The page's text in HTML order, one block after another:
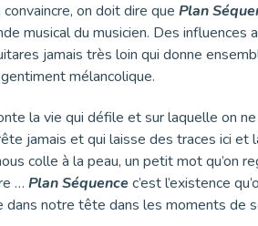
on doit dire que Plan
musical du musicien. Des influences
jamais très loin qui donne
mélancolique.
la vie qui défile et sur laquelle on
jamais et qui laisse des traces ici et
colle à la peau, un petit mot qu’on
… Plan Séquencec’est l’existence
dans notre tête dans les moments de